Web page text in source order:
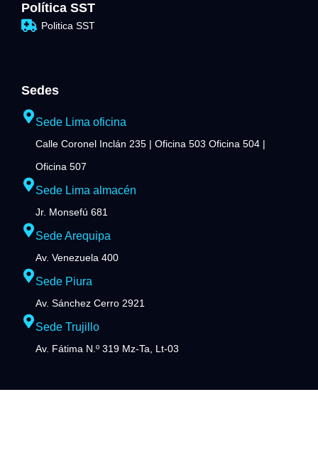
Política SST
Politica SST
Sedes
Sede Lima oficina
Calle Coronel Inclán 235 | Oficina 503 Oficina 504 |
Oficina 507
Sede Lima almacén
Jr. Monsefú 681
Sede Arequipa
Av. Venezuela 400
Sede Piura
Av. Sánchez Cerro 2921
Sede Trujillo
Av. Fátima N.º 319 Mz-Ta, Lt-03